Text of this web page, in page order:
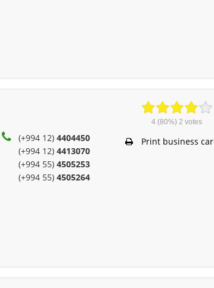
(+994 12)4404450
(+994 12)4413070
(+994 55)4505253
(+994 55)4505264
4 (80%) 2 votes
Print business